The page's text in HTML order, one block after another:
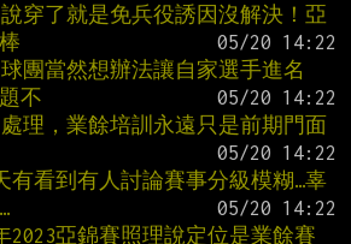
穿了就是免兵役誘因沒解決！亞
團當然想辦法讓自家選手進名
不
理，業餘培訓永遠只是前期門面
有看到有人討論賽事分級模糊…辜
2023亞錦賽照理說定位是業餘賽